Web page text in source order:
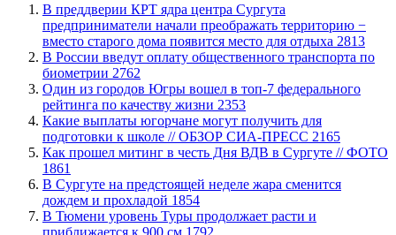
​В преддверии КРТ ядра центра Сургута
предприниматели начали преображать территорию −
вместо старого дома появится место для отдыха 2813
В России введут оплату общественного транспорта по
биометрии 2762
Один из городов Югры вошел в топ-7 федерального
рейтинга по качеству жизни 2353
Какие выплаты югорчане могут получить для
подготовки к школе // ОБЗОР СИА-ПРЕСС 2165
Как прошел митинг в честь Дня ВДВ в Сургуте // ФОТО
1861
В Сургуте на предстоящей неделе жара сменится
дождем и прохладой 1854
В Тюмени уровень Туры продолжает расти и
приближается к 900 см 1792